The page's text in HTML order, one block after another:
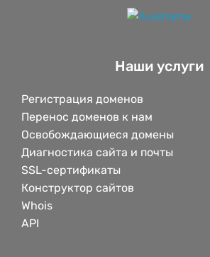
Наши услуги
Регистрация доменов
Перенос доменов к нам
Освобождающиеся домены
Диагностика сайта и почты
SSL-сертификаты
Конструктор сайтов
Whois
API